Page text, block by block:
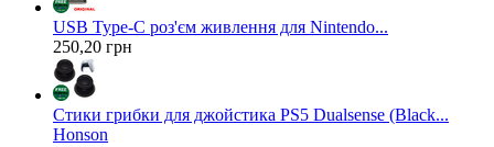
USB Type-C роз'єм живлення для Nintendo...
250,20 грн
Стики грибки для джойстика PS5 Dualsense (Black...
Honson